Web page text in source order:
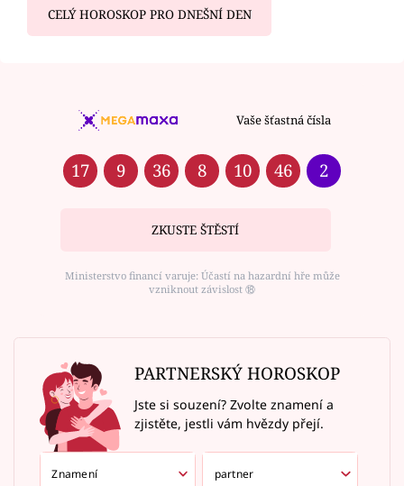
CELÝ HOROSKOP PRO DNEŠNÍ DEN
Vaše šťastná čísla
17 9 36 8 10 46 2
ZKUSTE ŠTĚSTÍ
Ministerstvo financí varuje: Účastí na hazardní hře může
vzniknout závislost ⑱
PARTNERSKÝ HOROSKOP
Jste si souzení? Zvolte znamení a
zjistěte, jestli vám hvězdy přejí.